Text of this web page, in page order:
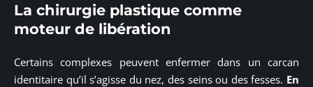
La chirurgie plastique comme
moteur de libération
Certains complexes peuvent enfermer dans un carcan
identitaire qu’il s’agisse du nez, des seins ou des fesses. En